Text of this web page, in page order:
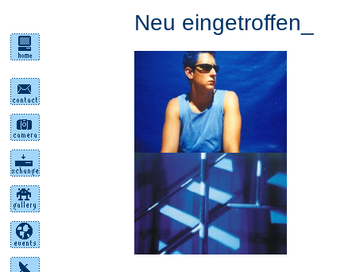
Neu eingetroffen_